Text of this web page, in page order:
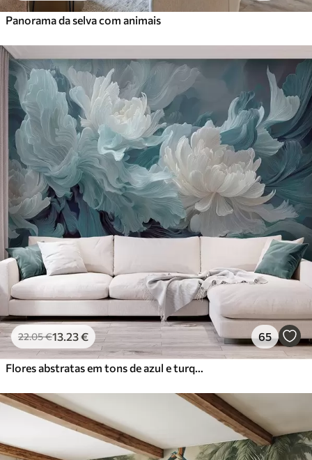
Panorama da selva com animais
22.05€13 .23€ 65